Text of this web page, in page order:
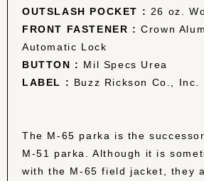
OUTSLASH POCKET : 26 oz.
FRONT FASTENER : Crown
Automatic Lock
BUTTON : Mil Specs Urea
LABEL : Buzz Rickson Co., Inc.
The M-65 parka is the
M-51 parka. Although it is
with the M-65 field jacket, they